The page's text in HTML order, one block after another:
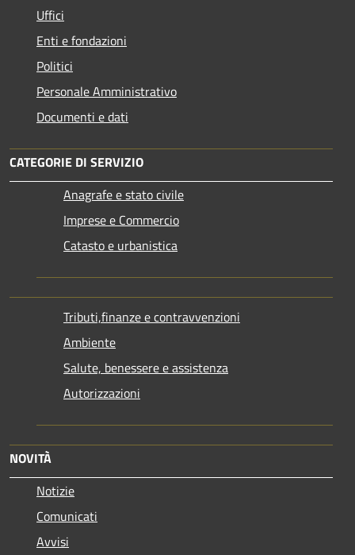
Uffici
Enti e fondazioni
Politici
Personale Amministrativo
Documenti e dati
CATEGORIE DI SERVIZIO
Anagrafe e stato civile
Imprese e Commercio
Catasto e urbanistica
Tributi,finanze e contravvenzioni
Ambiente
Salute, benessere e assistenza
Autorizzazioni
NOVITÀ
Notizie
Comunicati
Avvisi